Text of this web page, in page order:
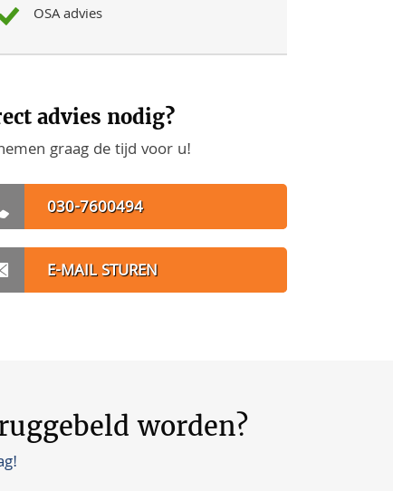
OSA advies
advies nodig?
graag de tijd voor u!
030-7600494
E-MAIL STUREN
worden?